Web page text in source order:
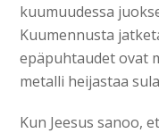
kuumuudessa
Kuumennusta
epäpuhtaudet ovat
metalli heijastaa
Kun Jeesus sanoo,